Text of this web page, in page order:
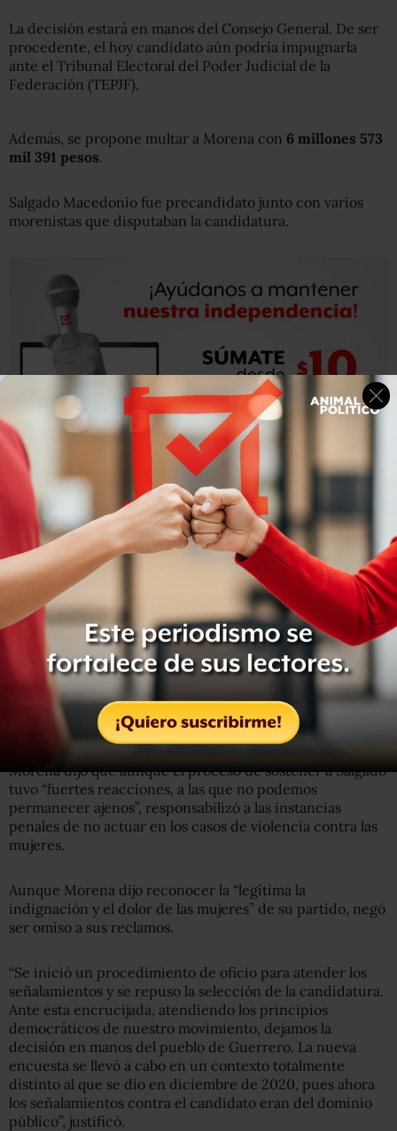
La decisión estará en manos del Consejo General. De ser
procedente, el hoy candidato aún podría impugnarla
ante el Tribunal Electoral del Poder Judicial de la
Federación (TEPJF).
Además, se propone multar a Morena con 6 millones 573
mil 391 pesos.
Salgado Macedonio fue precandidato junto con varios
morenistas que disputaban la candidatura.
Tras una serie de impugnaciones internas basadas en
acusaciones de violación sexual, el senador con licencia
obtuvo finalmente el registro como candidato de Morena
el 4 de marzo, luego de que la dirigencia de Morena
decidió confirmar su candidatura a la gubernatura de
Guerrero.
La Comisión Nacional de Elecciones (CNE) de Morena
confirmó el pasado 12 de marzo la nominación del
senador con licencia como abanderado,tras realizar una
nueva encuesta levantada en Guerrero.
Morena dijo que aunque el proceso de sostener a Salgado
tuvo “fuertes reacciones, a las que no podemos
permanecer ajenos”, responsabilizó a las instancias
penales de no actuar en los casos de violencia contra las
mujeres.
Aunque Morena dijo reconocer la “legítima la
indignación y el dolor de las mujeres” de su partido, negó
ser omiso a sus reclamos.
“Se inició un procedimiento de oficio para atender los
señalamientos y se repuso la selección de la candidatura.
Ante esta encrucijada, atendiendo los principios
democráticos de nuestro movimiento, dejamos la
decisión en manos del pueblo de Guerrero. La nueva
encuesta se llevó a cabo en un contexto totalmente
distinto al que se dio en diciembre de 2020, pues ahora
los señalamientos contra el candidato eran del dominio
público”, justificó.